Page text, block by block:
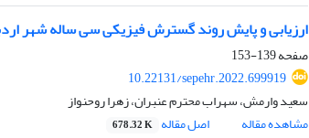
ارزیابی و پایش روند گسترش فیزیکی سی ساله شهر
صفحه139-153
10.22131/sepehr.2022.699919
سعید وارمش، سهراب محترم عنبران، زهرا روحنواز
مشاهده مقاله
اصل مقاله 678.32 K